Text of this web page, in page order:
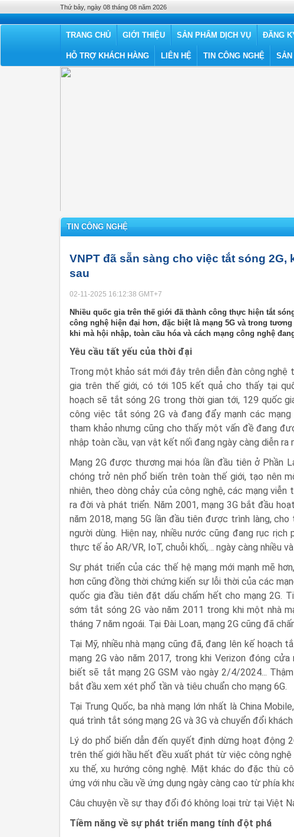
Thứ bảy, ngày 08 tháng 08 năm 2026
TRANG CHỦ GIỚI THIỆU SẢN PHẨM DỊCH VỤ ĐĂNG
HỖ TRỢ KHÁCH HÀNG LIÊN HỆ TIN CÔNG NGHỆ SẢN
TIN CÔNG NGHỆ
VNPT đã sẵn sàng cho việc tắt sóng
sau
02-11-2025 16:12:38 GMT+7
Nhiều quốc gia trên thế giới đã thành công thực hiện tắt
công nghệ hiện đại hơn, đặc biệt là mạng 5G và trong
khi mà hội nhập, toàn cầu hóa và cách mạng công nghệ
Yêu cầu tất yếu của thời đại
Trong một khảo sát mới đây trên diễn đàn công
gia trên thế giới, có tới 105 kết quả cho thấy tại
hoạch sẽ tắt sóng 2G trong thời gian tới, 129 quốc
công việc tắt sóng 2G và đang đẩy mạnh các
tham khảo nhưng cũng cho thấy một vấn đề đang
nhập toàn cầu, vạn vật kết nối đang ngày càng diễn ra
Mạng 2G được thương mại hóa lần đầu tiên ở Phần
chóng trở nên phổ biến trên toàn thế giới, tạo nên
nhiên, theo dòng chảy của công nghệ, các mạng
ra đời và phát triển. Năm 2001, mạng 3G bắt đầu
năm 2018, mạng 5G lần đầu tiên được trình làng,
người dùng. Hiện nay, nhiều nước cũng đang rục
thực tế ảo AR/VR, IoT, chuỗi khối,… ngày càng nhiều
Sự phát triển của các thế hệ mạng mới mạnh mẽ
hơn cũng đồng thời chứng kiến sự lỗi thời của các
quốc gia đầu tiên đặt dấu chấm hết cho mạng 2G.
sớm tắt sóng 2G vào năm 2011 trong khi một nhà
tháng 7 năm ngoái. Tại Đài Loan, mạng 2G cũng đã
Tại Mỹ, nhiều nhà mạng cũng đã, đang lên kế hoạch
mạng 2G vào năm 2017, trong khi Verizon đóng
biết sẽ tắt mạng 2G GSM vào ngày 2/4/2024...
bắt đầu xem xét phổ tần và tiêu chuẩn cho mạng 6G.
Tại Trung Quốc, ba nhà mạng lớn nhất là China
quá trình tắt sóng mạng 2G và 3G và chuyển đổi khách
Lý do phổ biến dẫn đến quyết định dừng hoạt động
trên thế giới hầu hết đều xuất phát từ việc công
xu thế, xu hướng công nghệ. Mặt khác do đặc thù
ứng với nhu cầu về ứng dụng ngày càng cao từ phía
Câu chuyện về sự thay đổi đó không loại trừ tại Việt
Tiềm năng về sự phát triển mang tính đột phá